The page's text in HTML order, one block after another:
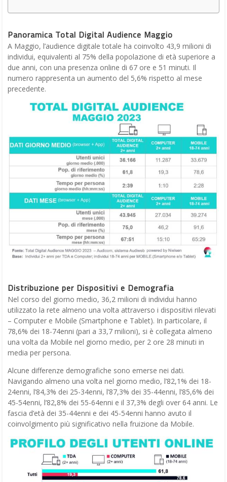
Panoramica Total Digital Audience Maggio
A Maggio, l’audience digitale totale ha coinvolto 43,9 milioni di
individui, equivalenti al 75% della popolazione di età superiore a
due anni, con una presenza online di 67 ore e 51 minuti. Il
numero rappresenta un aumento del 5,6% rispetto al mese
precedente.
Distribuzione per Dispositivi e Demografia
Nel corso del giorno medio, 36,2 milioni di individui hanno
utilizzato la rete almeno una volta attraverso i dispositivi rilevati
– Computer e Mobile (Smartphone e Tablet). In particolare, il
78,6% dei 18-74enni (pari a 33,7 milioni), si è collegata almeno
una volta da Mobile nel giorno medio, per 2 ore 28 minuti in
media per persona.
Alcune differenze demografiche sono emerse nei dati.
Navigando almeno una volta nel giorno medio, l’82,1% dei 18-
24enni, l’84,3% dei 25-34enni, l’87,3% dei 35-44enni, l’85,6% dei
45-54enni, l’82,8% dei 55-64enni e il 37,3% degli over 64 anni. Le
fascia d’età dei 35-44enni e dei 45-54enni hanno avuto il
coinvolgimento più significativo nella fruizione da Mobile.